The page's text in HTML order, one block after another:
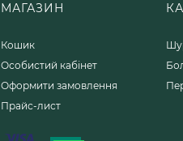
МАГАЗИН
Кошик
Особистий кабінет
Оформити замовлення
Прайс-лист